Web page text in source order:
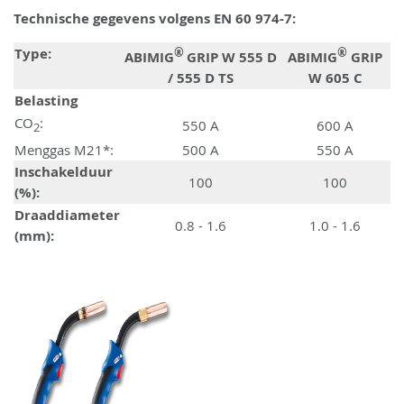
Technische gegevens volgens EN 60 974-7:
Type:
ABIMIG® GRIP W 555 D
/ 555 D TS
ABIMIG® GRIP
W 605 C
Belasting
CO2: 550 A
600 A
Menggas M21*:
500 A 550 A
Inschakelduur
(%):
100 100
Draaddiameter
(mm):
0.8 - 1.6 1.0 - 1.6